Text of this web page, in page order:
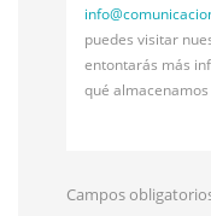
info@
puedes visitar
entontarás más
qué
Campos